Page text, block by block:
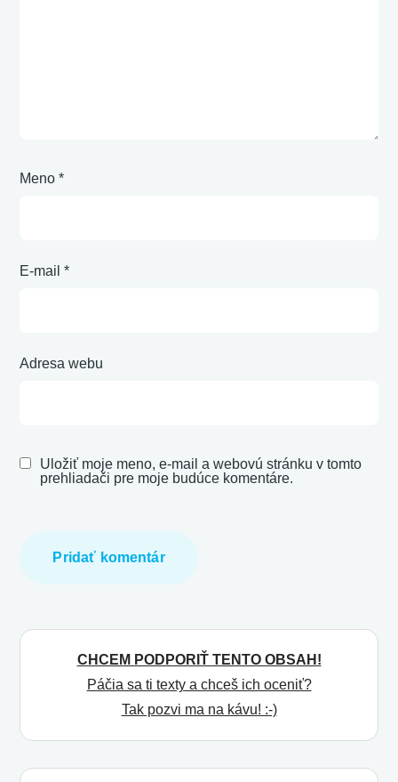
Meno*
E-mail*
Adresa webu
Uložiť moje meno, e-mail a webovú stránku v tomto
prehliadači pre moje budúce komentáre.
CHCEM PODPORIŤ TENTO OBSAH!
Páčia sa ti texty a chceš ich oceniť?
Tak pozvi ma na kávu! :-)